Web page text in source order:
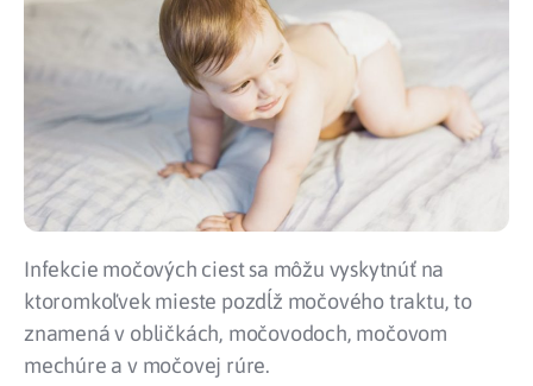
Infekcie močových ciest sa môžu vyskytnúť na
ktoromkoľvek mieste pozdĺž močového traktu, to
znamená v obličkách, močovodoch, močovom
mechúre a v močovej rúre.